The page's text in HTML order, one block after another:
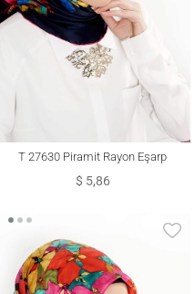
T 27630 Piramit Rayon Eşarp
$ 5,86